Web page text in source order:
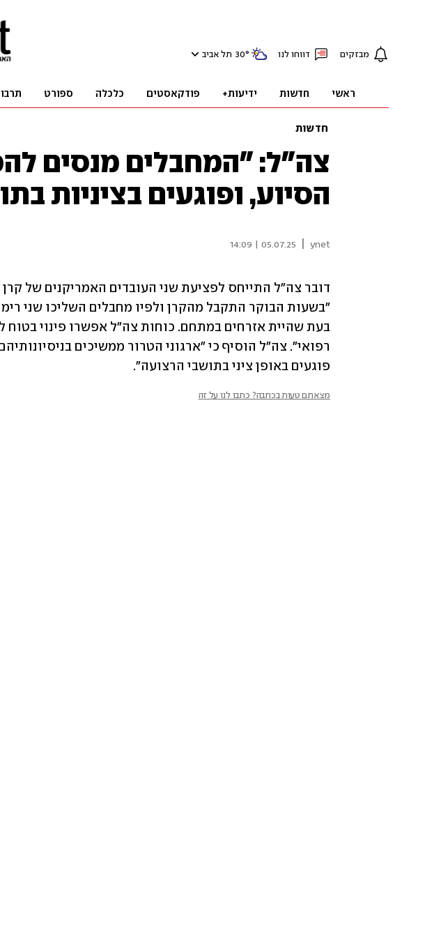
מבזקים דווחו לנו 30° תל אביב
ראשי חדשות ידיעות+ פודקאסטים כלכלה ספורט
חדשות
צה"ל: "המחבלים מנסים
הסיוע, ופוגעים בציניות
ynet
05.07.25 | 14:09
פוגעים באופן ציני בתושבי הרצועה".
מצאתם טעות בכתבה? כתבו לנו על זה